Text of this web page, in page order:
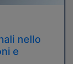
nello
e